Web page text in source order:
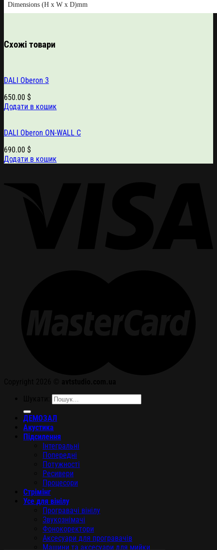
Dimensions (H x W x D)mm
Схожі товари
DALI Oberon 3
650.00 $
Додати в кошик
DALI Oberon ON-WALL С
690.00 $
Додати в кошик
ДЕМОЗАЛ
Акустика
Підсилення
Інтегральні
Попередні
Потужності
Ресивери
Процесори
Стрімінг
Усе для вінілу
Програвачі вінілу
Звукознімачі
Фонокоректори
Аксесуари для програвачів
Машини та аксесуари для мийки